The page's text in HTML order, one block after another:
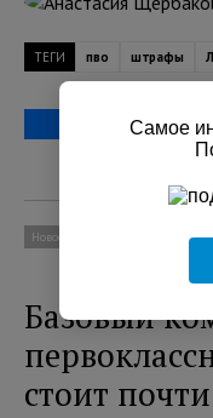
ТЕГИ пво штрафы
Новости
Базовый
стоит
Самое